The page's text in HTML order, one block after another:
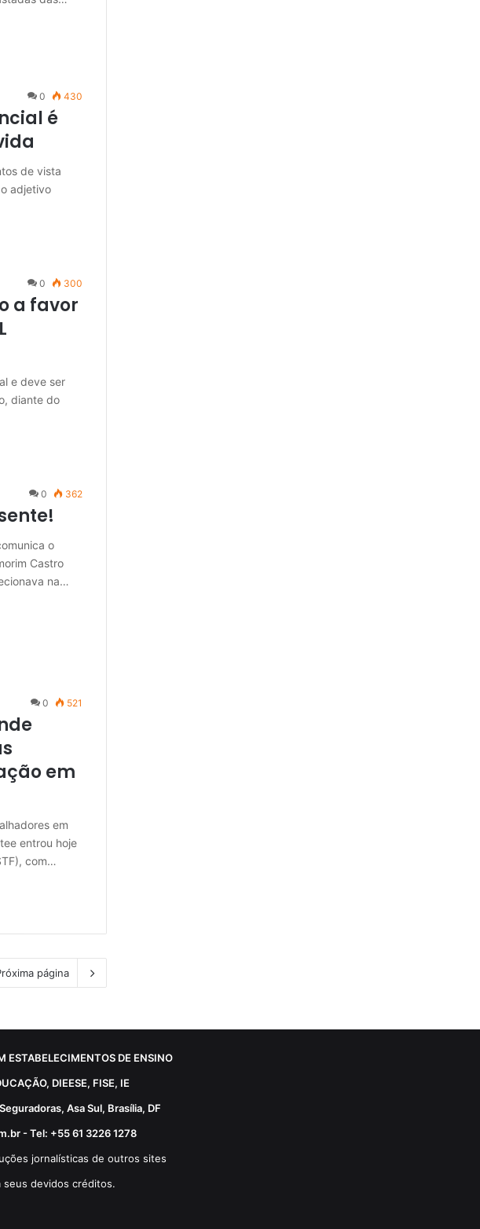
0 430
é
de vista
adjetivo
0 300
a favor
e deve ser
diante do
0 362
o
Castro
na…
0 521
em
em
entrou hoje
com…
página
ESTABELECIMENTOS DE ENSINO
DIEESE, FISE, IE
Asa Sul, Brasília, DF
- Tel: +55 61 3226 1278
jornalísticas de outros sites
seus devidos créditos.